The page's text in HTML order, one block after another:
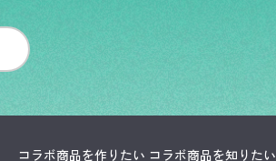
コラボ商品を作りたい コラボ商品を知りたい